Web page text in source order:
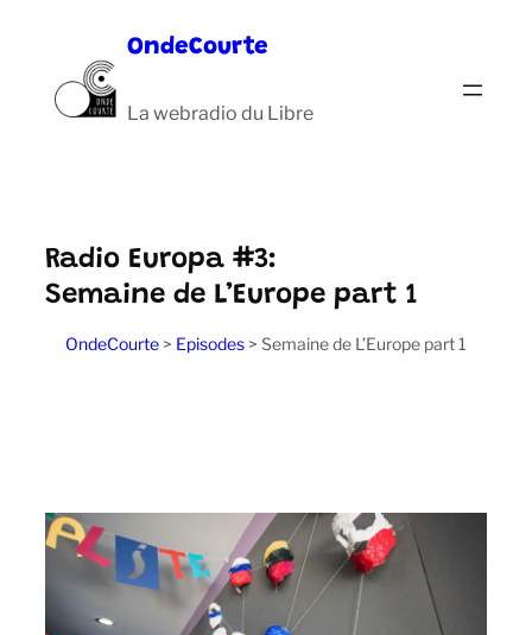
contenu
OndeCourte
La webradio du Libre
Radio Europa #3:
Semaine de L’Europe part 1
OndeCourte > Episodes > Semaine de L’Europe part 1